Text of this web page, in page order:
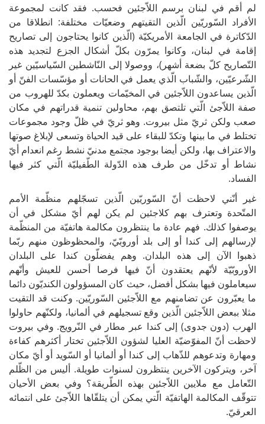
لم أقم في لبنان برسم اللاّجئين فحسب. فقد كانت لمجموعة
الأفراد السّوريّين الّذين التقيتهم وضعيّات مختلفة: انطلاقا من
الدّكاترة في الجامعة الأمريكيّة (الّذين كانوا يحتاجون إلى تصاريح
إقامة في لبنان، وكانوا يمرّون بكلّ أشكال الجزع لتجديد هذه
التّصاريح كلّ بضعة أشهر)، ووصولا إلى النّاشطين السّياسيّين غير
الشّرعيّين، والشّباب الّذي يعمل في الحانات أو مؤسّسات الفنّ أو
الّذين يساعدون اللاّجئين في المخيّمات ويعملون بكدّ للهروب من
صفة اللاّجئ الّتي تلتصق بهم، محاولين تنمية قدراتهم في مكان
صعب ولكن ثريّ مثل بيروت. وهو ثريّ في ظلّ وجود مجموعات
تختلط في ما بينها وتكدّ للبقاء على قيد الحياة وتسعى لإبلاغ صوتها
والاعتراف بها، ولكن أيضا بوجود مجتمع مدنيّ نشط رغم انعدام أيّ
نشاط أو تدخّل من طرف هذه الدّولة الطّفيليّة الّتي كثر فيها
الفساد.
غير أنّني لاحظت أنّ السّوريّين الّذين تسجّلهم منظّمة الأمم
المتّحدة وتعترف بهم كلاجئين لم يكن لهم أيّ مشكل في أن
يوصفوا كذلك. فهم عادة ما ينتظرون مكالمة هاتفيّة من المنظّمة
لإرسالهم إلى كندا أو إلى بلد أوروبّيّ، والمحظوظون منهم ربّما
ذهبوا الآن إلى هذه البلدان. وهم يفضلّون كندا على البلدان
الأوروبّيّة لأنّهم يعتقدون أنّ فيها فرصا أحسن للعيش وأنّهم
سيعاملون فيها بشكل أفضل، حيث كان المسؤولون الكنديّون دائما
ما يعبّرون عن تضامنهم مع اللاّجئين السّوريّين. وكنت قد التقيت
مثلا ببعض اللاّجئين الّذين وقع تسجيلهم في ألمانيا، ولكنّهم حاولوا
الهرب (دون جدوى) إلى كندا عبر مطار في النّرويج. وفي بيروت
لاحظت أنّ المفوّضيّة العليا لشؤون اللاّجئين تختار أكثرهم كفاءة
ومهارة وتدعوهم للذّهاب إلى كندا أو ألمانيا أو السّويد أو أيّ مكان
آخر، ويتركون الآخرين ينتظرون لسنوات طويلة. أليس من الظّلم
التّعامل مع ملايين اللاّجئين بهذه الطّريقة؟ وفي بعض الأحيان
تتوقّف المكالمة الهاتفيّة الّتي يمكن أن يتلقّاها اللاّجئ على انتمائه
العرقيّ.